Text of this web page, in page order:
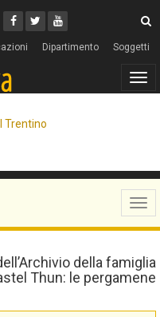
Facebook
Twitter
Youtube
Dipartimento Soggetti
Trentino
della famiglia
Thun: le pergamene